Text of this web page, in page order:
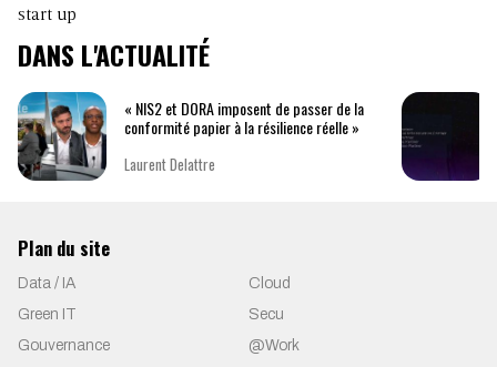
start up
DANS L'ACTUALITÉ
« NIS2 et DORA imposent de passer de la
conformité papier à la résilience réelle »
Laurent Delattre
Plan du site
Data / IA
Cloud
Green IT
Secu
Gouvernance
@Work